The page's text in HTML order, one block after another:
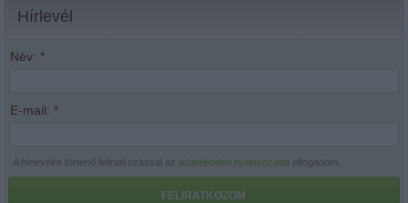
Hírlevél
Név: *
E-mail: *
A hírlevélre történő feliratkozással azadatvédelmi nyilatkozatot elfogadom.
FELIRATKOZOM